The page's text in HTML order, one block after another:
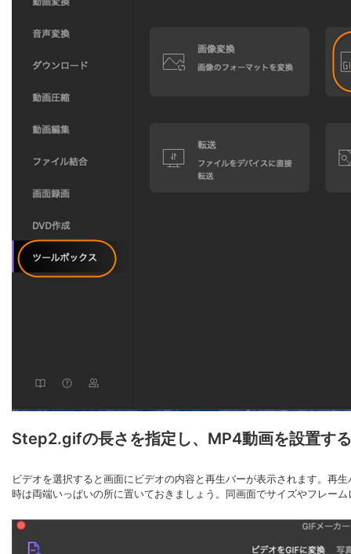
Step2.gifの長さを指定し、MP4動画を設置す
ビデオを選択すると画面にビデオの内容と再生バーが表示されます。再
時は両端いっぱいの所に置いておきましょう。同画面でサイズやフレー